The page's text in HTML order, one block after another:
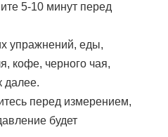
5-10 минут перед
упражнений, еды,
кофе, черного чая,
далее.
перед измерением,
будет